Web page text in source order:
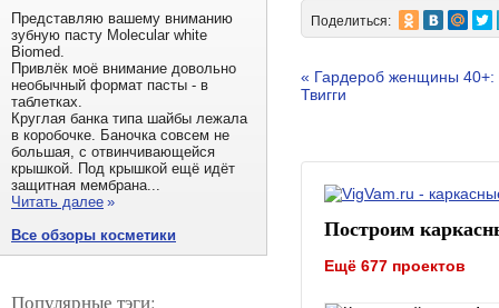
Поделиться:
« Гардероб женщины 40+:
Твигги
Построим
Ещё 677 проектов
Представляю вашему вниманию
зубную пасту Molecular white
Biomed.
Привлёк моё внимание довольно
необычный формат пасты - в
таблетках.
Круглая банка типа шайбы лежала
в коробочке. Баночка совсем не
большая, с отвинчивающейся
крышкой. Под крышкой ещё идёт
защитная мембрана...
Читать далее »
Все обзоры косметики
Популярные тэги: